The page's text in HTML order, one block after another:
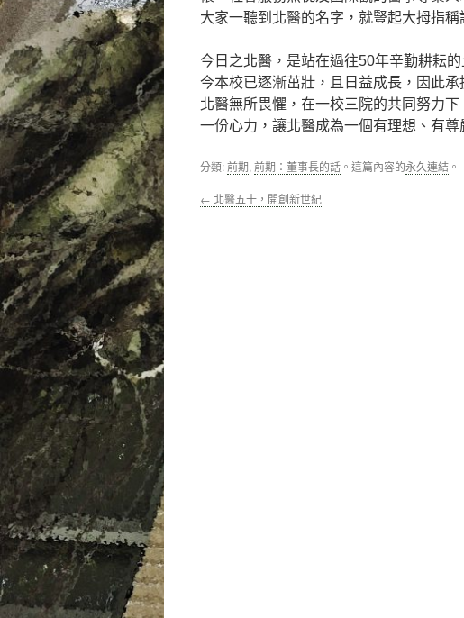
大家一聽到北醫的名字，就豎起大拇指稱
今日之北醫，是站在過往50年辛勤耕耘
今本校已逐漸茁壯，且日益成長，因此
北醫無所畏懼，在一校三院的共同努力
一份心力，讓北醫成為一個有理想、有尊
分類:前期, 前期：董事長的話 。這篇內容的永久連結 。
← 北醫五十，開創新世紀